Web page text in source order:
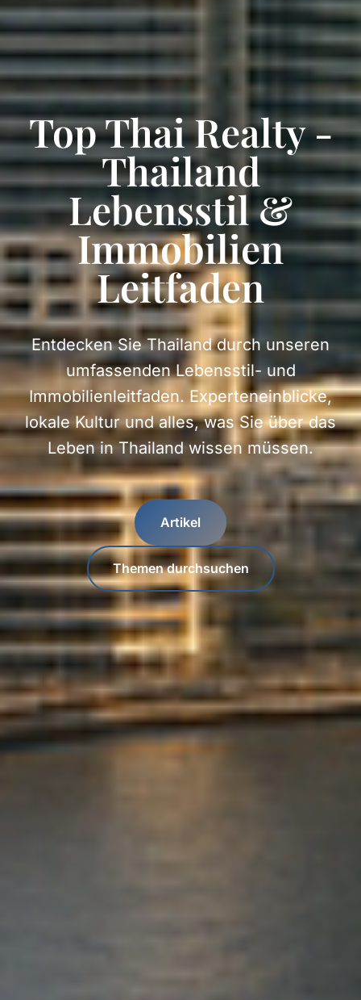
Top Thai Realty -
Thailand
Lebensstil &
Immobilien
Leitfaden
Entdecken Sie Thailand durch unseren
umfassenden Lebensstil- und
Immobilienleitfaden. Experteneinblicke,
lokale Kultur und alles, was Sie über das
Leben in Thailand wissen müssen.
Artikel
Themen durchsuchen